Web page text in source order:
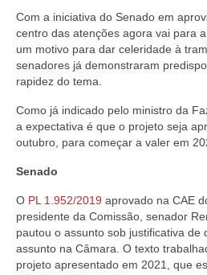
Com a iniciativa do Senado em
centro das atenções agora vai para
um motivo para dar celeridade à
senadores já demonstraram
rapidez do tema.
Como já indicado pelo ministro da
a expectativa é que o projeto seja
outubro, para começar a valer em
Senado
O PL 1.952/2019 aprovado na CAE
presidente da Comissão, senador
pautou o assunto sob justificativa de
assunto na Câmara. O texto
projeto apresentado em 2021, que